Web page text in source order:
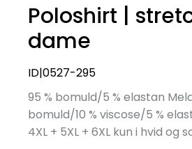
Poloshirt |
dame
ID|0527-295
95 % bomuld/5 % elastan
bomuld/10 % viscose/5 %
4XL + 5XL + 6XL kun i hvid og